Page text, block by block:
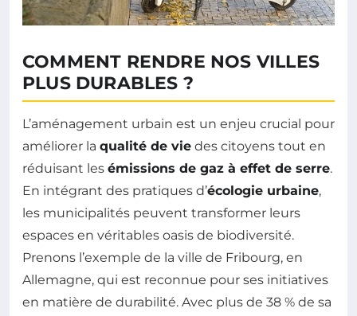
COMMENT RENDRE NOS VILLES
PLUS DURABLES ?
L’aménagement urbain est un enjeu crucial pour
améliorer la qualité de vie des citoyens tout en
réduisant les émissions de gaz à effet de serre.
En intégrant des pratiques d’écologie urbaine,
les municipalités peuvent transformer leurs
espaces en véritables oasis de biodiversité.
Prenons l’exemple de la ville de Fribourg, en
Allemagne, qui est reconnue pour ses initiatives
en matière de durabilité. Avec plus de 38 % de sa